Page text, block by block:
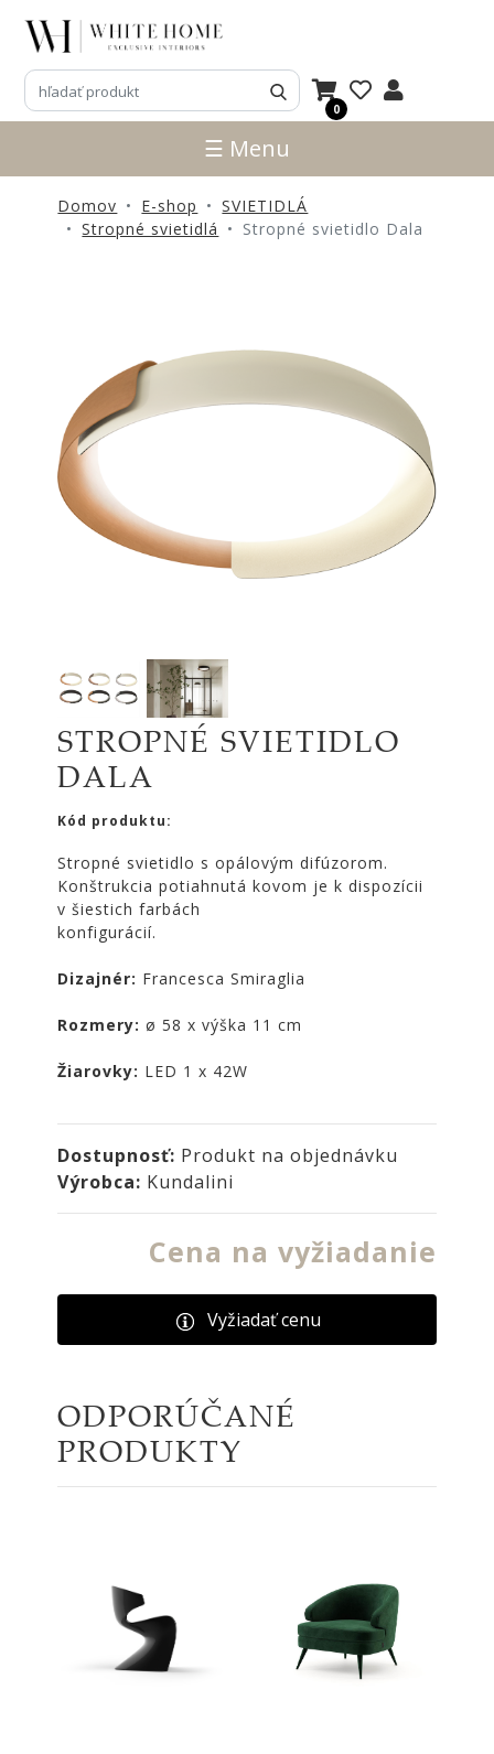
0
3D
NÁVRHY
NOVINKY
PRODUKTY
NÁBYTOK
STOLY
SKRINKY
KOMODY
SVIETIDLÁ
KOBERCE
ZRKADLÁ
NÁBYTOK
VÔNE
CÔTE
Obklady
dlažby
KATALÓGY
☰ Menu
Domov E-shop
SVIETIDLÁ
Stropné svietidlá
Stropné svietidlo Dala
STROPNÉ SVIETIDLO
DALA
Kód produktu:
Stropné svietidlo s opálovým difúzorom.
Konštrukcia potiahnutá kovom je k dispozícii
v šiestich farbách
konfigurácií.
Dizajnér: Francesca Smiraglia
Rozmery: ø 58 x výška 11 cm
Žiarovky: LED 1 x 42W
Dostupnosť: Produkt na objednávku
Výrobca: Kundalini
Cena na vyžiadanie
Vyžiadať cenu
ODPORÚČANÉ
PRODUKTY